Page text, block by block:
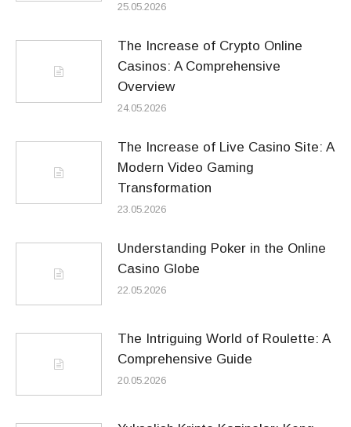
25.05.2026
The Increase of Crypto Online
Casinos: A Comprehensive
Overview
24.05.2026
The Increase of Live Casino Site: A
Modern Video Gaming
Transformation
23.05.2026
Understanding Poker in the Online
Casino Globe
22.05.2026
The Intriguing World of Roulette: A
Comprehensive Guide
20.05.2026